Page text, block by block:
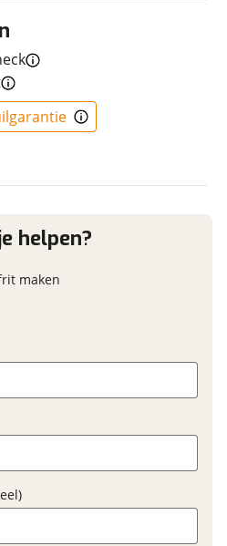
Niet elektrisch
BTW
te brengen. Lees hier meer
helpen?
maken